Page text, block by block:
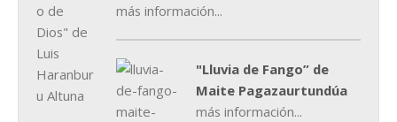
más información...
"Lluvia de Fango” de
Maite Pagazaurtundúa
más información...